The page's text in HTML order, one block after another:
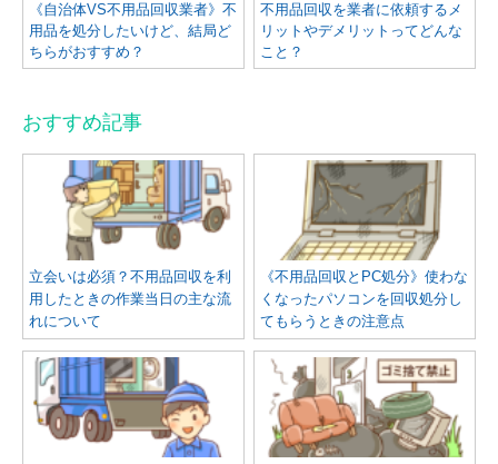
《自治体VS不用品回収業者》不
用品を処分したいけど、結局ど
ちらがおすすめ？
不用品回収を業者に依頼するメ
リットやデメリットってどんな
こと？
おすすめ記事
立会いは必須？不用品回収を利
用したときの作業当日の主な流
れについて
《不用品回収とPC処分》使わな
くなったパソコンを回収処分し
てもらうときの注意点